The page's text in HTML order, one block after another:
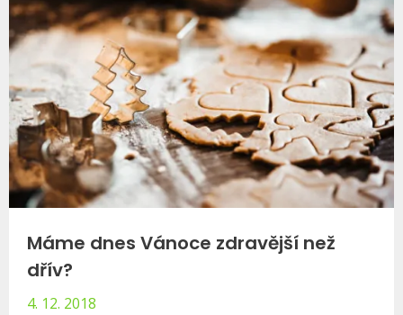
Máme dnes Vánoce zdravější než
dřív?
4. 12. 2018